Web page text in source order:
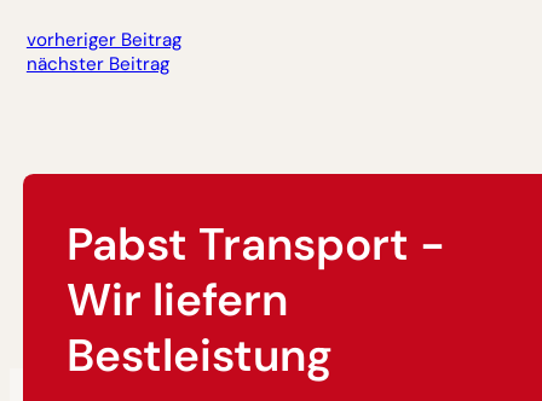
vorheriger Beitrag
nächster Beitrag
Pabst Transport -
Wir liefern
Bestleistung